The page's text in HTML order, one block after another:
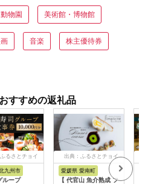
動物園 美術館・博物館
音楽 株主優待券
すすめの返礼品
るさとチョイ
ス
九州市
ループ
出典：ふるさとチョイ
愛媛県 愛南町
【 代官山 魚介熟成 フ